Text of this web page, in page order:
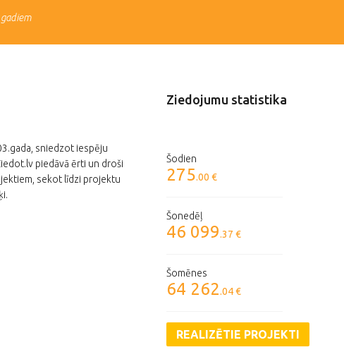
sniedzot iespēju
piedāvā ērti un droši
sekot līdzi projektu
Ziedojumu statistika
Šodien
275.00 €
Šonedēļ
46 099.37 €
Šomēnes
64 262.04 €
REALIZĒTIE PROJEKTI